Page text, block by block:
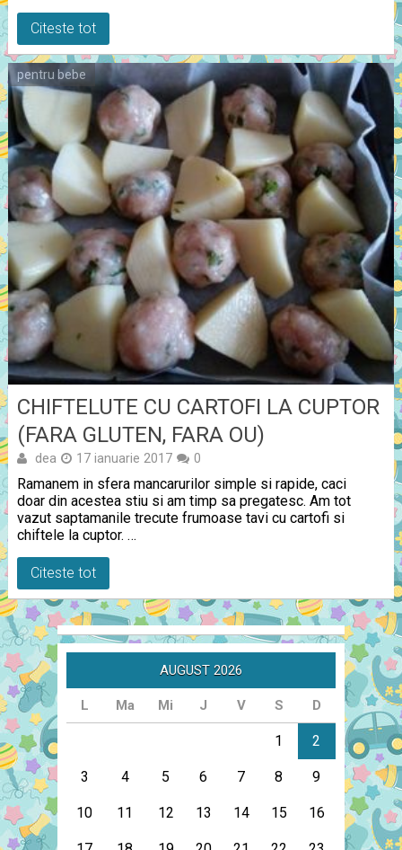
Citeste tot
pentru bebe
CHIFTELUTE CU CARTOFI LA CUPTOR
(FARA GLUTEN, FARA OU)
dea 17 ianuarie 2017 0
Ramanem in sfera mancarurilor simple si rapide, caci
doar din acestea stiu si am timp sa pregatesc. Am tot
vazut saptamanile trecute frumoase tavi cu cartofi si
chiftele la cuptor. …
Citeste tot
AUGUST 2026
L Ma Mi J V S D
1 2
3 4 5 6 7 8 9
10 11 12 13 14 15 16